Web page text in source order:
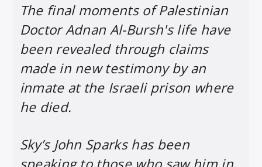
The final moments of Palestinian
Doctor Adnan Al-Bursh's life have
been revealed through claims
made in new testimony by an
inmate at the Israeli prison where
he died.
Sky’s John Sparks has been